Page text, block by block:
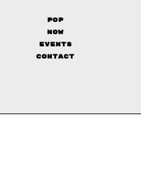
Pop
Now
Events
Contact